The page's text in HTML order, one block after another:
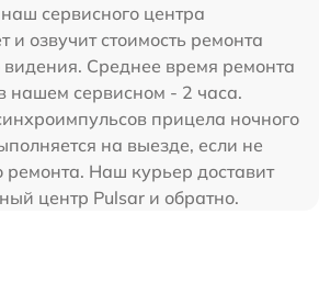
сервисного центра
и озвучит стоимость ремонта
Среднее время ремонта
нашем сервисном - 2 часа.
прицела ночного
на выезде, если не
ремонта. Наш курьер доставит
центр Pulsar и обратно.